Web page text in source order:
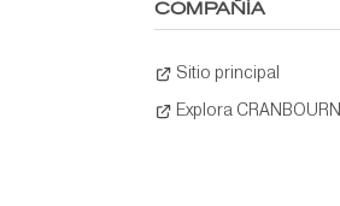
COMPAÑÍA
Sitio principal
Explora CRANBOURN